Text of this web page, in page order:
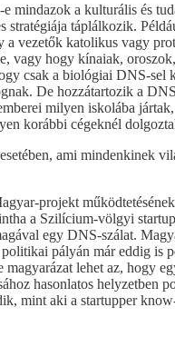
mindazok a kulturális és
stratégiája táplálkozik.
a vezetők katolikus vagy
vagy hogy kínaiak,
csak a biológiai DNS-sel
De hozzátartozik a
milyen iskolába
korábbi cégeknél
ami mindenkinek
projekt
a Szilícium-völgyi
egy DNS-szálat.
pályán már eddig is
magyarázat lehet az, hogy
hasonlatos helyzetben
mint aki a startupper